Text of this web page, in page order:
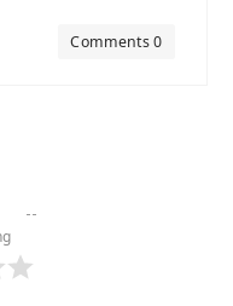
Comments 0